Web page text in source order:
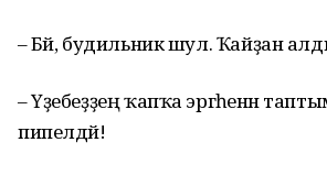
– Бәй, будильник шул. Ҡайҙан
– Үҙебеҙҙең ҡапҡа эргәһенән
пипелдәй!